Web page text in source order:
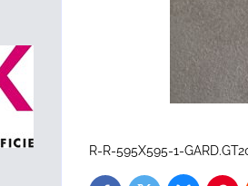
R-R-595X595-1-